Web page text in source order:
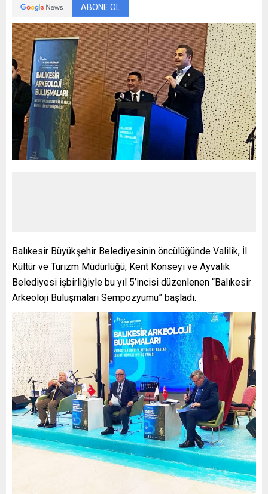
ABONE OL
Balıkesir Büyükşehir Belediyesinin öncülüğünde Valilik, İl
Kültür ve Turizm Müdürlüğü, Kent Konseyi ve Ayvalık
Belediyesi işbirliğiyle bu yıl 5’incisi düzenlenen “Balıkesir
Arkeoloji Buluşmaları Sempozyumu” başladı.